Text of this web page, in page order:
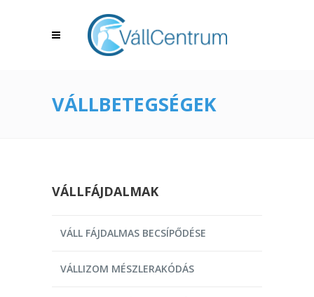
VÁLLBETEGSÉGEK
VÁLLFÁJDALMAK
VÁLL FÁJDALMAS BECSÍPŐDÉSE
VÁLLIZOM MÉSZLERAKÓDÁS